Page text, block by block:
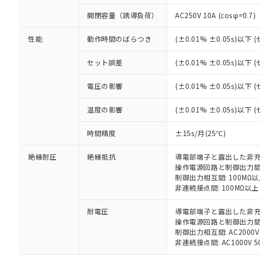
開閉容量（誘導負荷） AC250V 10A (cosφ=0.7)
性能 動作時間のばらつき (±0.01% ±0.05s)以下 (
セット誤差 (±0.01% ±0.05s)以下 (
電圧の影響 (±0.01% ±0.05s)以下 (
温度の影響 (±0.01% ±0.05s)以下 (
時間精度 ±15s/月(25℃)
絶縁耐圧 絶縁抵抗
導電部端子と露出した非
操作電源回路と制御出力
制御出力相互間: 100MΩ
非連続接点間: 100MΩ以上
耐電圧
導電部端子と露出した非
操作電源回路と制御出力
制御出力相互間:
非連続接点間: AC1000V
※1 対応状況
対応済み：EU RoHS指令